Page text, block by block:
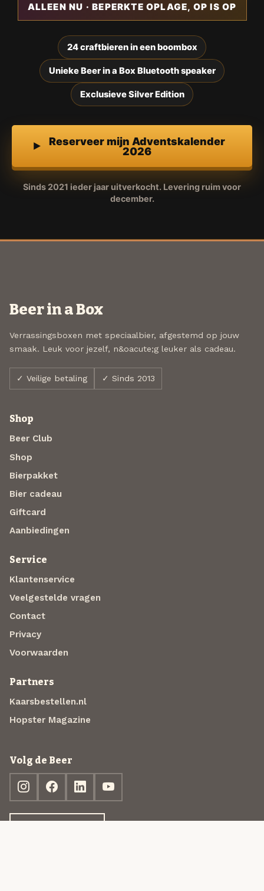
ALLEEN NU · BEPERKTE OPLAGE, OP IS OP
24 craftbieren in een boombox
Unieke Beer in a Box Bluetooth speaker
Exclusieve Silver Edition
Reserveer mijn Adventskalender
2026
Sinds 2021 ieder jaar uitverkocht. Levering ruim voor
december.
Beer in a Box
Verrassingsboxen met speciaalbier, afgestemd op jouw
smaak. Leuk voor jezelf, n&oacute;g leuker als cadeau.
✓ Veilige betaling ✓ Sinds 2013
Shop
Beer Club
Shop
Bierpakket
Bier cadeau
Giftcard
Aanbiedingen
Service
Klantenservice
Veelgestelde vragen
Contact
Privacy
Voorwaarden
Partners
Kaarsbestellen.nl
Hopster Magazine
Volg de Beer